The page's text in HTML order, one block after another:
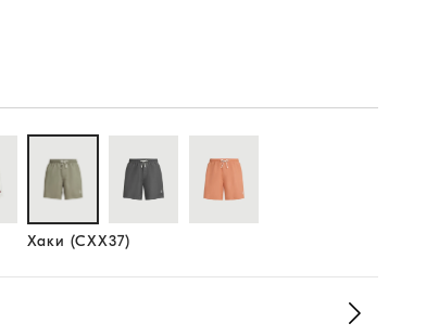
Выбранный размер
Хаки (CXX37)